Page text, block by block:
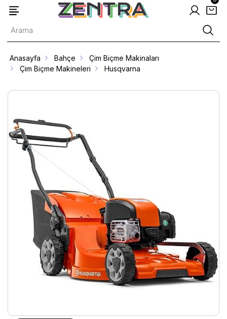
Anasayfa Bahçe
Çim Biçme Makinaları
Çim Biçme Makineleri
Husqvarna